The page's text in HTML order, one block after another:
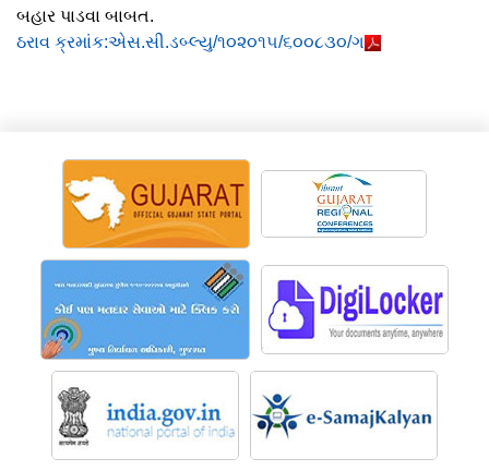
બહાર પાડવા બાબત.
ઠરાવ ક્રમાંક:એસ.સી.ડબ્લ્યુ/૧૦૨૦૧૫/૬૦૦૮૩૦/ગ